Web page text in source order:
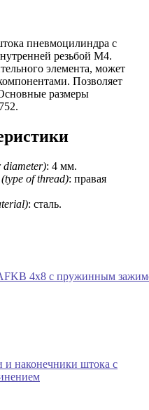
пневмоцилиндра с
резьбой M4.
элемента, может
Позволяет
размеры
diameter): 4 мм.
(type of thread): правая
: сталь.
наконечники штока с